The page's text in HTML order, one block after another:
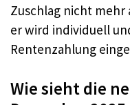
Zuschlag nicht mehr
er wird individuell
Rentenzahlung
Wie sieht die